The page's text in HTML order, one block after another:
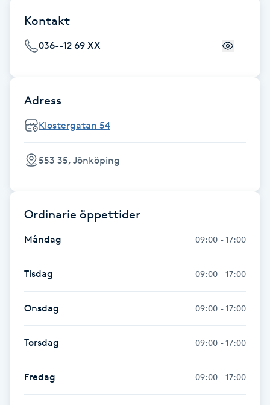
Face framing
Faceliftmassage
Fettreducering
Fillers
Fotmassage
Fotsvamp
Fransar
Fransborttagning
Kontakt
036--12 69 XX
Adress
Klostergatan 54
553 35, Jönköping
Ordinarie öppettider
Måndag 09:00 - 17:00
Tisdag 09:00 - 17:00
Onsdag 09:00 - 17:00
Torsdag 09:00 - 17:00
Fredag 09:00 - 17:00